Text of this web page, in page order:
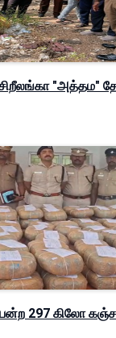
"அத்தம"
297 கிலோ கஞ்சா